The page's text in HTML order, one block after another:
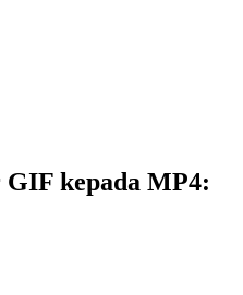
kepada MP4: